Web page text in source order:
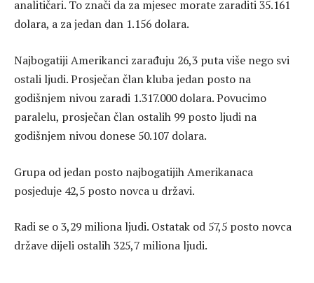
analitičari. To znači da za mjesec morate zaraditi 35.161
dolara, a za jedan dan 1.156 dolara.
Najbogatiji Amerikanci zarađuju 26,3 puta više nego svi
ostali ljudi. Prosječan član kluba jedan posto na
godišnjem nivou zaradi 1.317.000 dolara. Povucimo
paralelu, prosječan član ostalih 99 posto ljudi na
godišnjem nivou donese 50.107 dolara.
Grupa od jedan posto najbogatijih Amerikanaca
posjeduje 42,5 posto novca u državi.
Radi se o 3,29 miliona ljudi. Ostatak od 57,5 posto novca
države dijeli ostalih 325,7 miliona ljudi.